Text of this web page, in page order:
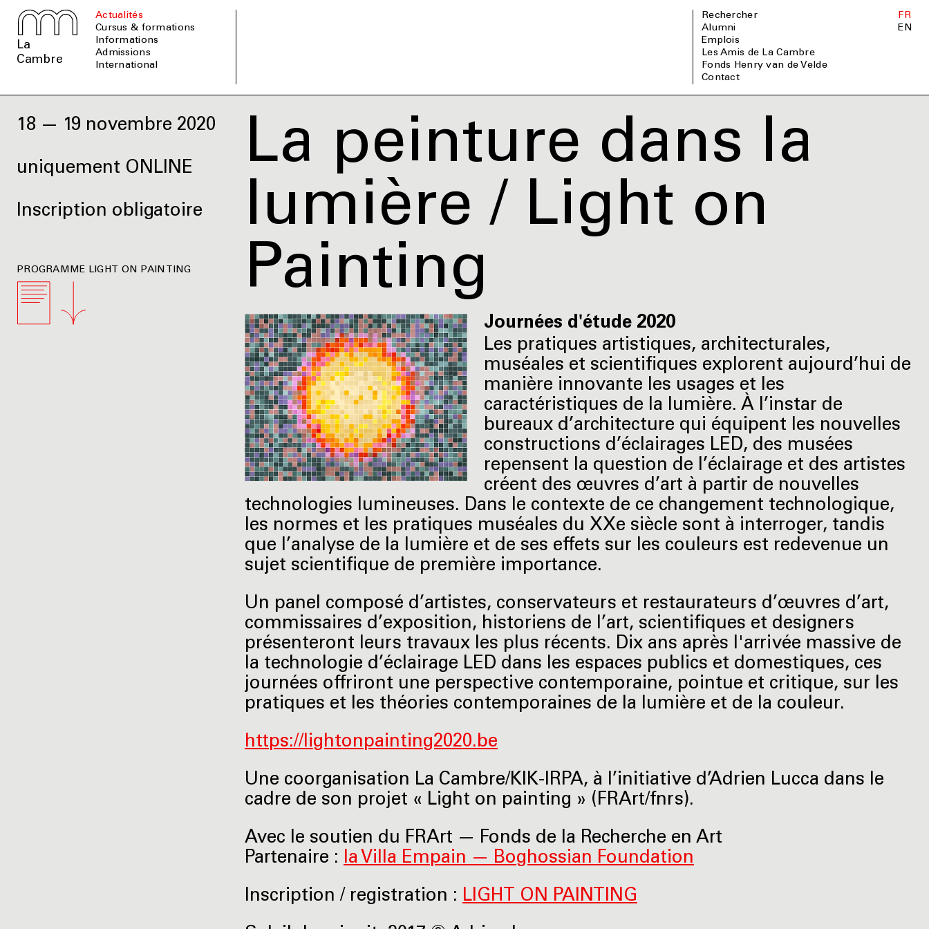
La
Cambre
Actualités
Cursus & formations
informations
admissions
international
Rechercher
Alumni
Emplois
Les Amis de La Cambre
Fonds Henry van de Velde
Contact
FR
EN
18 — 19 novembre 2020
uniquement ONLINE
Inscription obligatoire
PROGRAMME LIGHT ON PAINTING
La peinture dans la
lumière / Light on
Painting
Journées d'étude 2020
Les pratiques artistiques, architecturales,
muséales et scientifiques explorent aujourd’hui de
manière innovante les usages et les
caractéristiques de la lumière. À l’instar de
bureaux d’architecture qui équipent les nouvelles
constructions d’éclairages LED, des musées
repensent la question de l’éclairage et des artistes
créent des œuvres d’art à partir de nouvelles
technologies lumineuses. Dans le contexte de ce changement technologique,
les normes et les pratiques muséales du XXe siècle sont à interroger, tandis
que l’analyse de la lumière et de ses effets sur les couleurs est redevenue un
sujet scientifique de première importance.
Un panel composé d’artistes, conservateurs et restaurateurs d’œuvres d’art,
commissaires d’exposition, historiens de l’art, scientifiques et designers
présenteront leurs travaux les plus récents. Dix ans après l'arrivée massive de
la technologie d’éclairage LED dans les espaces publics et domestiques, ces
journées offriront une perspective contemporaine, pointue et critique, sur les
pratiques et les théories contemporaines de la lumière et de la couleur.
https://lightonpainting2020.be
Une coorganisation La Cambre/KIK-IRPA, à l’initiative d’Adrien Lucca dans le
cadre de son projet « Light on painting » (FRArt/fnrs).
Avec le soutien du FRArt — Fonds de la Recherche en Art
Partenaire : la Villa Empain — Boghossian Foundation
Inscription / registration : LIGHT ON PAINTING